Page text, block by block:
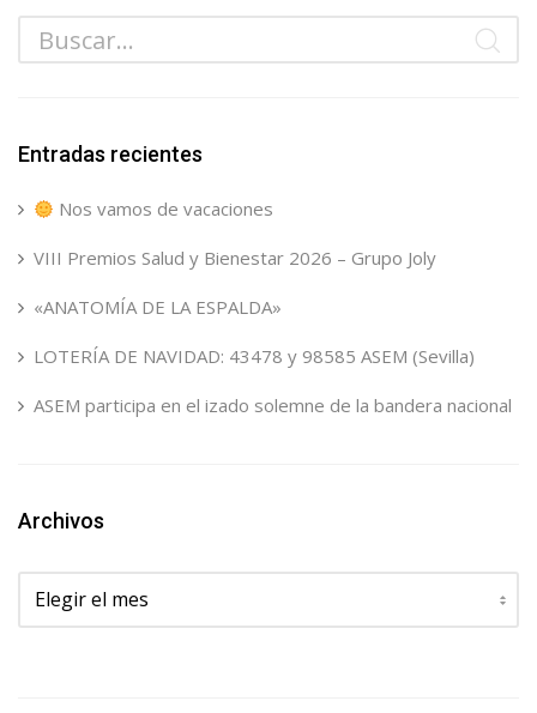
Entradas recientes
Nos vamos de vacaciones
VIII Premios Salud y Bienestar 2026 – Grupo Joly
«ANATOMÍA DE LA ESPALDA»
LOTERÍA DE NAVIDAD: 43478 y 98585 ASEM (Sevilla)
ASEM participa en el izado solemne de la bandera nacional
Archivos
Archivos